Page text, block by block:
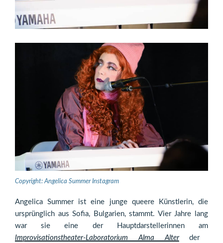
Copyright: Angelica Summer Instagram
Angelica Summer ist eine junge queere Künstlerin, die
ursprünglich aus Sofia, Bulgarien, stammt. Vier Jahre lang
war sie eine der Hauptdarstellerinnen am
Improvisationstheater-Laboratorium Alma Alterder